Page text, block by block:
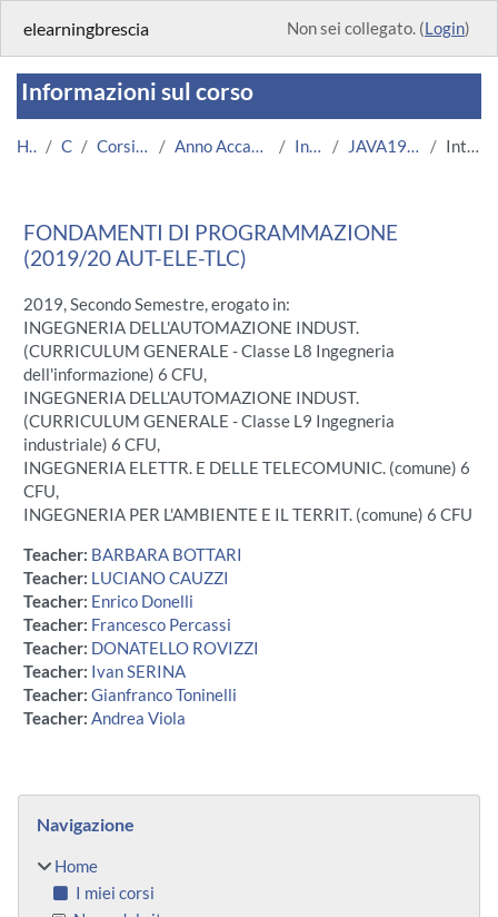
elearningbrescia Non sei collegato. (Login)
Informazioni sul corso
Home Corsi Corsi Istituzionali Anno Accademico 2019/2020 Ingegneria JAVA1920 AUT-EL-TLC Introduzione
FONDAMENTI DI PROGRAMMAZIONE
(2019/20 AUT-ELE-TLC)
2019, Secondo Semestre, erogato in:
INGEGNERIA DELL'AUTOMAZIONE INDUST.
(CURRICULUM GENERALE - Classe L8 Ingegneria
dell'informazione) 6 CFU,
INGEGNERIA DELL'AUTOMAZIONE INDUST.
(CURRICULUM GENERALE - Classe L9 Ingegneria
industriale) 6 CFU,
INGEGNERIA ELETTR. E DELLE TELECOMUNIC. (comune) 6
CFU,
INGEGNERIA PER L'AMBIENTE E IL TERRIT. (comune) 6 CFU
Teacher: BARBARA BOTTARI
Teacher: LUCIANO CAUZZI
Teacher: Enrico Donelli
Teacher: Francesco Percassi
Teacher: DONATELLO ROVIZZI
Teacher: Ivan SERINA
Teacher: Gianfranco Toninelli
Teacher: Andrea Viola
Blocchi
Navigazione
Home
I miei corsi